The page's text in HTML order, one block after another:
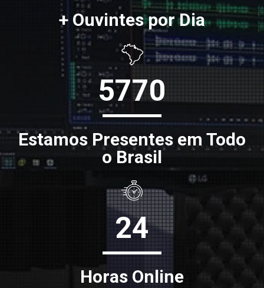
+ Ouvintes por Dia
5770
Estamos Presentes em Todo
o Brasil
24
Horas Online